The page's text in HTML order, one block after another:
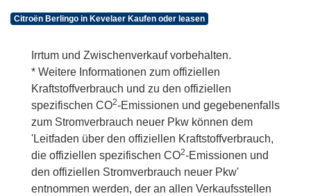
Citroën Berlingo in Kevelaer Kaufen oder leasen
Irrtum und Zwischenverkauf vorbehalten.
* Weitere Informationen zum offiziellen
Kraftstoffverbrauch und zu den offiziellen
spezifischen CO2-Emissionen und gegebenenfalls
zum Stromverbrauch neuer Pkw können dem
'Leitfaden über den offiziellen Kraftstoffverbrauch,
die offiziellen spezifischen CO2-Emissionen und
den offiziellen Stromverbrauch neuer Pkw'
entnommen werden, der an allen Verkaufsstellen